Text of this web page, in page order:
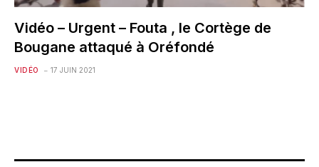
Vidéo – Urgent – Fouta , le Cortège de
Bougane attaqué à Oréfondé
VIDÉO 17 JUIN 2021